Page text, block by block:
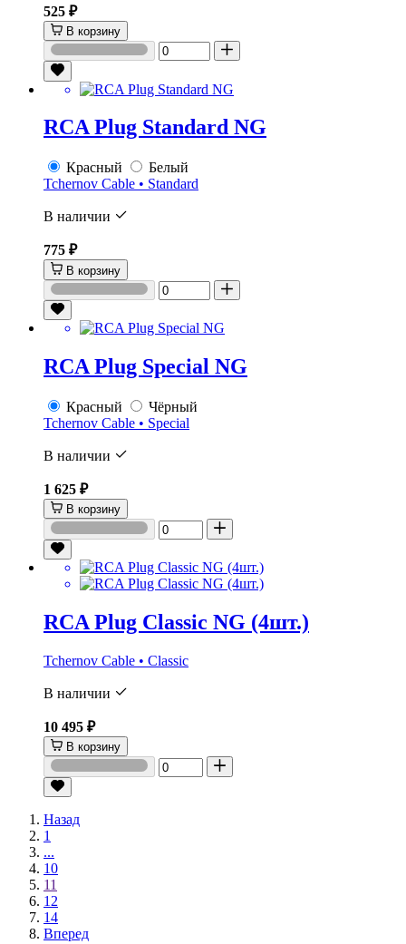
525 ₽
В корзину
RCA Plug Standard NG
Красный
Белый
Tchernov Cable • Standard
В наличии
775 ₽
В корзину
RCA Plug Special NG
Красный
Чёрный
Tchernov Cable • Special
В наличии
1 625 ₽
В корзину
RCA Plug Classic NG (4шт.)
Tchernov Cable • Classic
В наличии
10 495 ₽
В корзину
Назад
1
...
10
11
12
14
Вперед